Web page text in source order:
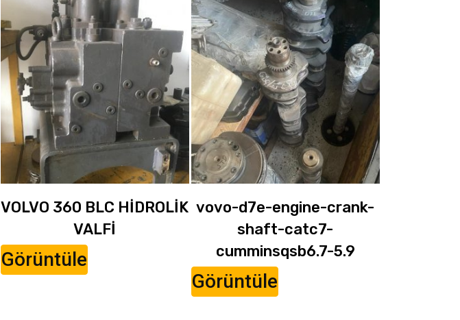
VOLVO 360 BLC HİDROLİK
VALFİ
Görüntüle
vovo-d7e-engine-crank-
shaft-catc7-
cumminsqsb6.7-5.9
Görüntüle